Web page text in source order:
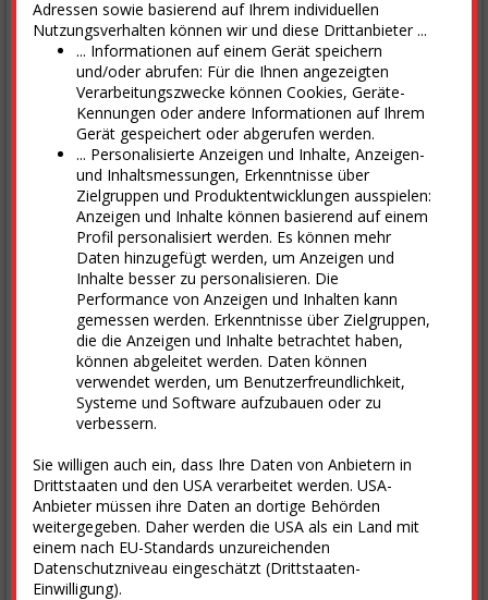
Adressen sowie basierend auf Ihrem individuellen
Nutzungsverhalten können wir und diese Drittanbieter ...
... Informationen auf einem Gerät speichern
und/oder abrufen: Für die Ihnen angezeigten
Verarbeitungszwecke können Cookies, Geräte-
Kennungen oder andere Informationen auf Ihrem
Gerät gespeichert oder abgerufen werden.
... Personalisierte Anzeigen und Inhalte, Anzeigen-
und Inhaltsmessungen, Erkenntnisse über
Zielgruppen und Produktentwicklungen ausspielen:
Anzeigen und Inhalte können basierend auf einem
Profil personalisiert werden. Es können mehr
Daten hinzugefügt werden, um Anzeigen und
Inhalte besser zu personalisieren. Die
Performance von Anzeigen und Inhalten kann
gemessen werden. Erkenntnisse über Zielgruppen,
die die Anzeigen und Inhalte betrachtet haben,
können abgeleitet werden. Daten können
verwendet werden, um Benutzerfreundlichkeit,
Systeme und Software aufzubauen oder zu
verbessern.
Sie willigen auch ein, dass Ihre Daten von Anbietern in
Drittstaaten und den USA verarbeitet werden. USA-
Anbieter müssen ihre Daten an dortige Behörden
weitergegeben. Daher werden die USA als ein Land mit
einem nach EU-Standards unzureichenden
Datenschutzniveau eingeschätzt (Drittstaaten-
Einwilligung).